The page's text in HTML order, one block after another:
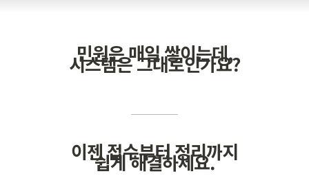
민원은 매일 쌓이는데,
시스템은 그대로인가요?
이젠 접수부터 정리까지
쉽게 해결하세요.